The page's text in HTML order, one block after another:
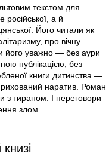
текстом для
російської, а й
Його читали як
про вічну
його уважно — без аури
публікацією, без
книги дитинства —
наратив. Роман
з тираном. І переговори
злом.